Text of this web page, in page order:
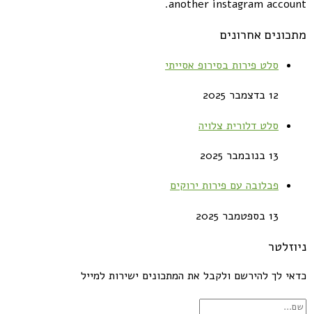
another instagram account.
מתכונים אחרונים
סלט פירות בסירופ אסייתי
12 בדצמבר 2025
סלט דלורית צלויה
13 בנובמבר 2025
פבלובה עם פירות ירוקים
13 בספטמבר 2025
ניוזלטר
כדאי לך להירשם ולקבל את המתכונים ישירות למייל